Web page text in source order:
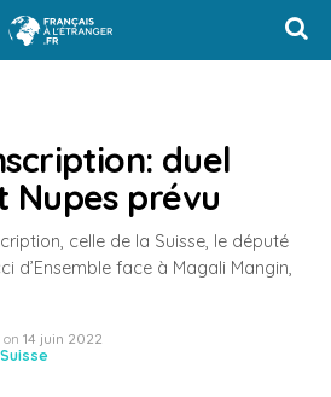
duel
Nupes prévu
celle de la Suisse, le député
d’Ensemble face à Magali Mangin,
on 14 juin 2022